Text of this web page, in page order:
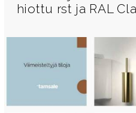
hiottu rst ja RAL